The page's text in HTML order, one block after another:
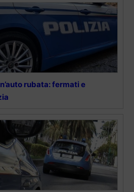
rubata: fermati e